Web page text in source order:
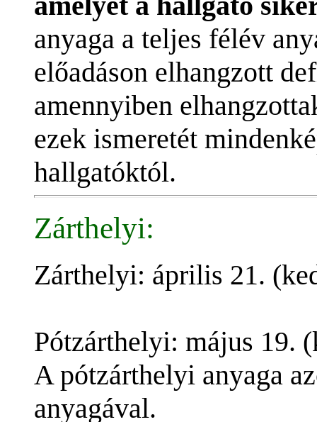
anyaga a teljes félév
előadáson elhangzott
amennyiben
ezek ismeretét
hallgatóktól.
Zárthelyi:
Zárthelyi: április 21.
Pótzárthelyi: május 19.
A pótzárthelyi anyaga
anyagával.